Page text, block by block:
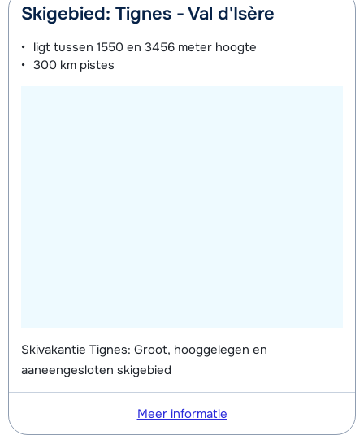
Skigebied: Tignes - Val d'Isère
ligt tussen 1550 en 3456 meter hoogte
300 km pistes
Skivakantie Tignes: Groot, hooggelegen en
aaneengesloten skigebied
Meer informatie